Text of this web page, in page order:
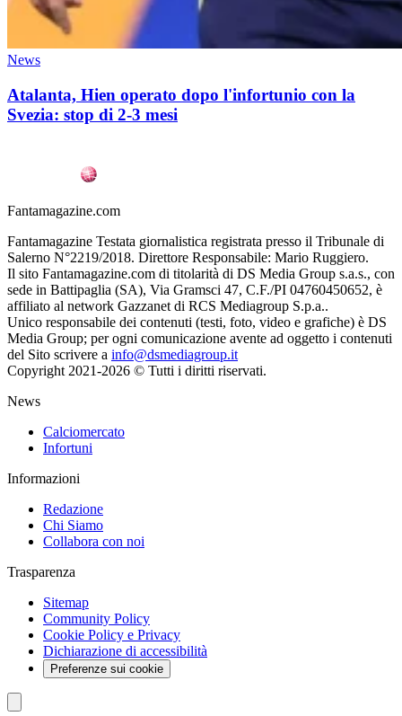
News
Atalanta, Hien operato dopo l'infortunio con la
Svezia: stop di 2-3 mesi
Fantamagazine.com
Fantamagazine Testata giornalistica registrata presso il Tribunale di
Salerno N°2219/2018. Direttore Responsabile: Mario Ruggiero.
Il sito Fantamagazine.com di titolarità di DS Media Group s.a.s., con
sede in Battipaglia (SA), Via Gramsci 47, C.F./PI 04760450652, è
affiliato al network Gazzanet di RCS Mediagroup S.p.a..
Unico responsabile dei contenuti (testi, foto, video e grafiche) è DS
Media Group; per ogni comunicazione avente ad oggetto i contenuti
del Sito scrivere a info@dsmediagroup.it
Copyright 2021-2026 © Tutti i diritti riservati.
News
Calciomercato
Infortuni
Informazioni
Redazione
Chi Siamo
Collabora con noi
Trasparenza
Sitemap
Community Policy
Cookie Policy e Privacy
Dichiarazione di accessibilità
Preferenze sui cookie